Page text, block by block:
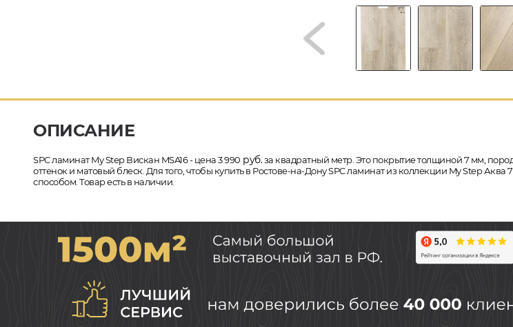
ОПИСАНИЕ
SPC ламинат My Step Вискан MSA16 - цена 3 990 руб.за квадратный метр. Это покрытие толщиной 7 мм,
оттенок и матовый блеск. Для того, чтобы купить в Ростове-на-Дону SPC ламинат из коллекции My Step
способом. Товар есть в наличии.